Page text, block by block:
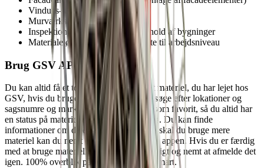
Vindues- og glasmontering
Murværksarbejde og renovering
Inspektion, rengøring og vedligehold af bygninger
Materialeløft og håndtering direkte til arbejdsniveau
Brug GSV APP
Du kan altid få et totalt overblik over det materiel, du har lejet hos
GSV, hvis du bruger vores app. Du kan søge efter lokationer og
sagsnumre og markere dine byggesager som favorit, så du altid har
en status på materiellet på dine byggesites. Du kan finde
informationer om de enkelte maskiner og skal du bruge mere
materiel kan du nemt og hurtigt booke via appen. Hvis du er færdig
med at bruge materiellet er det lige så hurtigt og nemt at afmelde det
igen. 100% overblik på mobilen - det er smart.